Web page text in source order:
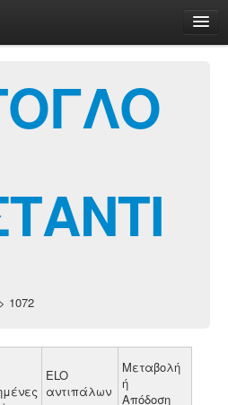
1072
ELO
αντιπάλων
Μεταβολή
ή
Απόδοση